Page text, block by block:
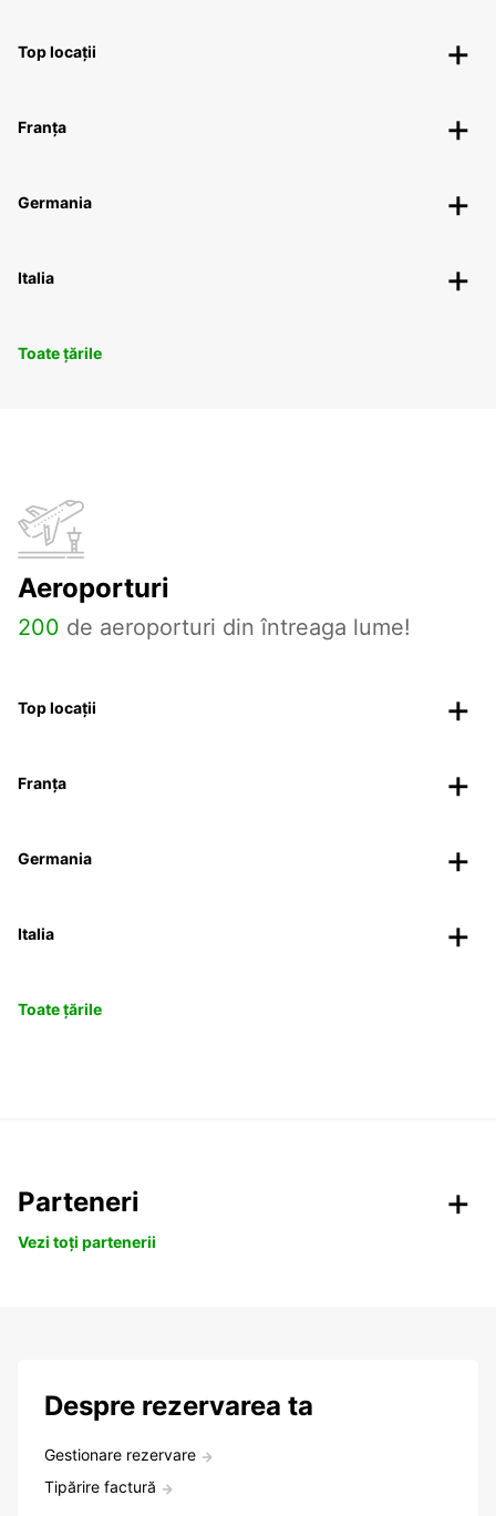
Top locații
Franța
Germania
Italia
Toate țările
Aeroporturi
200 de aeroporturi din întreaga lume!
Top locații
Franța
Germania
Italia
Toate țările
Parteneri
Vezi toți partenerii
Despre rezervarea ta
Gestionare rezervare
Tipărire factură